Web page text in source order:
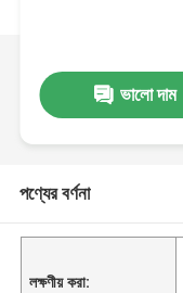
ভালো দাম
পণ্যের বর্ণনা
লক্ষণীয় করা: